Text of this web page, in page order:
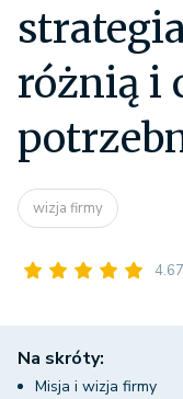
różnią i
wizja firmy
Na skróty:
Misja i wizja firmy